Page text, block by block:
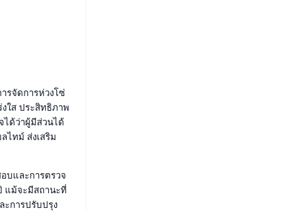
รจัดการห่วงโซ่
ใส ประสิทธิภาพ
ได้ว่าผู้มีส่วนได้
ไทม์ ส่งเสริม
บและการตรวจ
แม้จะมีสถานะที่
ะการปรับปรุง